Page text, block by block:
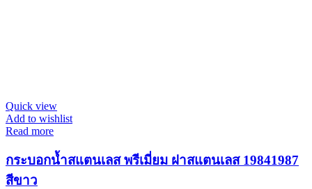
Quick view
Add to wishlist
Read more
กระบอกน้ำสแตนเลส พรีเมี่ยม ฝาสแตนเลส 19841987
สีขาว